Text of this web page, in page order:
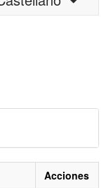
Acciones